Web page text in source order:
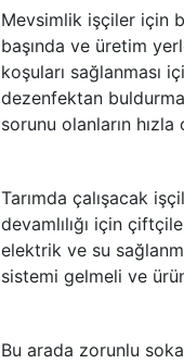
Mevsimlik işçiler için
başında ve üretim
koşuları sağlanması
dezenfektan
sorunu olanların
Tarımda çalışacak
devamlılığı için
elektrik ve su
sistemi gelmeli ve
Bu arada zorunlu